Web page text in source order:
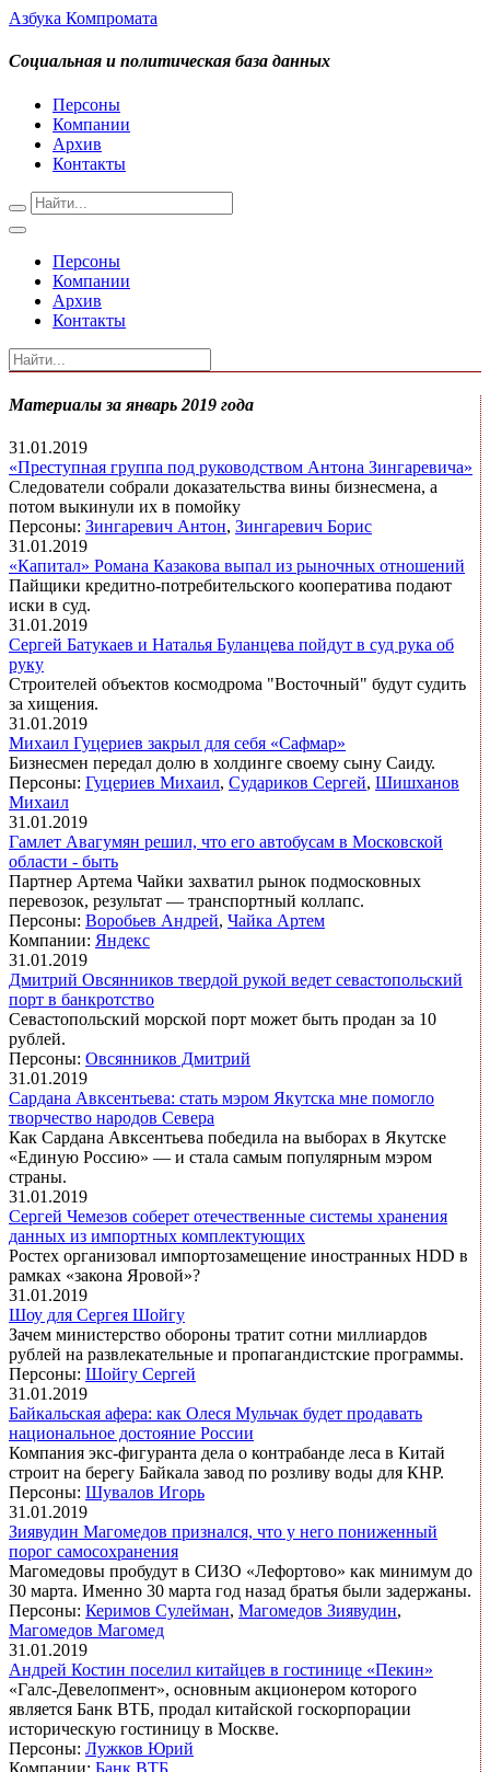
Азбука Компромата
Социальная и политическая база данных
Персоны
Компании
Архив
Контакты
Персоны
Компании
Архив
Контакты
Материалы за январь 2019 года
31.01.2019
«Преступная группа под руководством Антона Зингаревича»
Следователи собрали доказательства вины бизнесмена, а
потом выкинули их в помойку
Персоны: Зингаревич Антон, Зингаревич Борис
31.01.2019
«Капитал» Романа Казакова выпал из рыночных отношений
Пайщики кредитно-потребительского кооператива подают
иски в суд.
31.01.2019
Сергей Батукаев и Наталья Буланцева пойдут в суд рука об
руку
Строителей объектов космодрома "Восточный" будут судить
за хищения.
31.01.2019
Михаил Гуцериев закрыл для себя «Сафмар»
Бизнесмен передал долю в холдинге своему сыну Саиду.
Персоны: Гуцериев Михаил, Судариков Сергей, Шишханов
Михаил
31.01.2019
Гамлет Авагумян решил, что его автобусам в Московской
области - быть
Партнер Артема Чайки захватил рынок подмосковных
перевозок, результат — транспортный коллапс.
Персоны: Воробьев Андрей, Чайка Артем
Компании: Яндекс
31.01.2019
Дмитрий Овсянников твердой рукой ведет севастопольский
порт в банкротство
Севастопольский морской порт может быть продан за 10
рублей.
Персоны: Овсянников Дмитрий
31.01.2019
Сардана Авксентьева: стать мэром Якутска мне помогло
творчество народов Севера
Как Сардана Авксентьева победила на выборах в Якутске
«Единую Россию» — и стала самым популярным мэром
страны.
31.01.2019
Сергей Чемезов соберет отечественные системы хранения
данных из импортных комплектующих
Ростех организовал импортозамещение иностранных HDD в
рамках «закона Яровой»?
31.01.2019
Шоу для Сергея Шойгу
Зачем министерство обороны тратит сотни миллиардов
рублей на развлекательные и пропагандистские программы.
Персоны: Шойгу Сергей
31.01.2019
Байкальская афера: как Олеся Мульчак будет продавать
национальное достояние России
Компания экс-фигуранта дела о контрабанде леса в Китай
строит на берегу Байкала завод по розливу воды для КНР.
Персоны: Шувалов Игорь
31.01.2019
Зиявудин Магомедов признался, что у него пониженный
порог самосохранения
Магомедовы пробудут в СИЗО «Лефортово» как минимум до
30 марта. Именно 30 марта год назад братья были задержаны.
Персоны: Керимов Сулейман, Магомедов Зиявудин,
Магомедов Магомед
31.01.2019
Андрей Костин поселил китайцев в гостинице «Пекин»
«Галс-Девелопмент», основным акционером которого
является Банк ВТБ, продал китайской госкорпорации
историческую гостиницу в Москве.
Персоны: Лужков Юрий
Компании: Банк ВТБ